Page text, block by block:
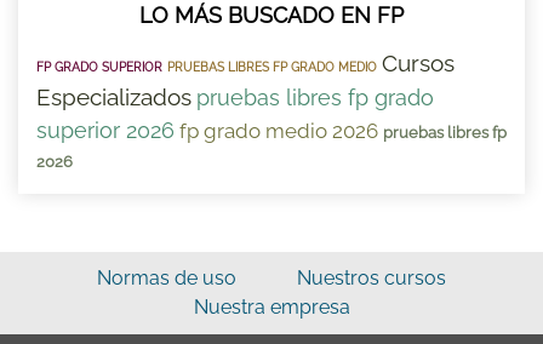
LO MÁS BUSCADO EN FP
FP GRADO SUPERIOR PRUEBAS LIBRES FP GRADO MEDIO Cursos
Especializados pruebas libres fp grado
superior 2026 fp grado medio 2026 pruebas libres fp
2026
Normas de uso
Nuestros cursos
Nuestra empresa